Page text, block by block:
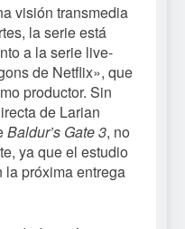
visión transmedia
la serie está
a la serie live-
de Netflix», que
productor. Sin
de Larian
Baldur’s Gate 3, no
ya que el estudio
la próxima entrega